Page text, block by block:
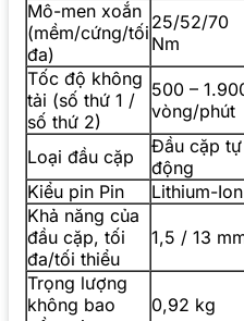
Mô-men xoắn
(mềm/cứng/tối
đa)
25/52/70
Nm
Tốc độ không
tải (số thứ 1 /
số thứ 2)
500 –
vòng/phút
Loại đầu cặp
Đầu cặp tự
động
Kiểu pin Pin
Lithium-Ion
Khả năng của
đầu cặp, tối
đa/tối thiểu
1,5 / 13
Trọng lượng
không bao
0,92 kg